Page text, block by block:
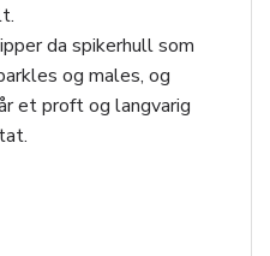
da spikerhull som
og males, og
et proft og langvarig